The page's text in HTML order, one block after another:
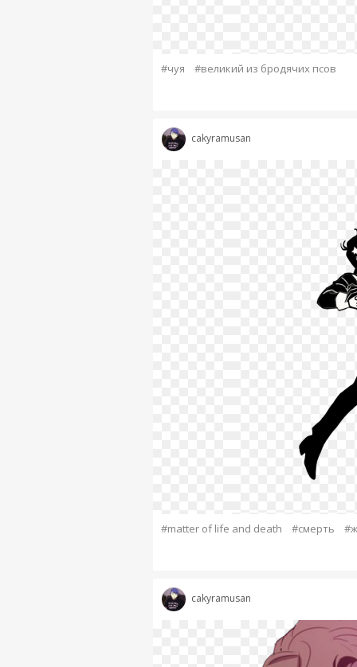
#чуя #великий из бродячих псов
cakyramusan
#matter of life and death #смерть
cakyramusan